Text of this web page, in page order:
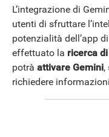
L’integrazione di
utenti di sfruttare
potenzialità dell’app
effettuato la ricerca
potrà attivare Gemini,
richiedere